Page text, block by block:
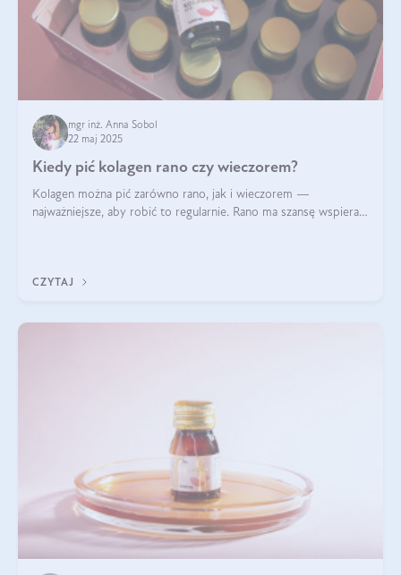
mgr inż. Anna Sobol
22 maj 2025
Kiedy pić kolagen rano czy wieczorem?
Kolagen można pić zarówno rano, jak i wieczorem —
najważniejsze, aby robić to regularnie. Rano ma szansę wspierać
CZYTAJ